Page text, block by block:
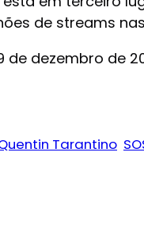
de streams
de dezembro de
Tarantino